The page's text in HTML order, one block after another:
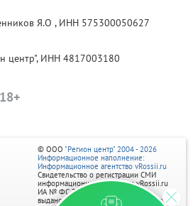
Я.О , ИНН 575300050627
центр", ИНН 4817003180
© ООО "Регион центр" 2004 - 2026
Информационное наполнение:
Информационное агентство vRossii.ru
Свидетельство о регистрации СМИ
информационного агентства vRossii.ru
ИА № ФС 77‑35502
выдано РОСКОМНАДЗОРом 04 марта